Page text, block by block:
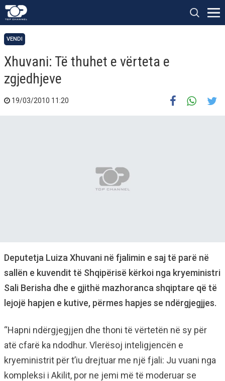
VENDI
Xhuvani: Të thuhet e vërteta e
zgjedhjeve
19/03/2010 11:20
Deputetja Luiza Xhuvani në fjalimin e saj të parë në
sallën e kuvendit të Shqipërisë kërkoi nga kryeministri
Sali Berisha dhe e gjithë mazhoranca shqiptare që të
lejojë hapjen e kutive, përmes hapjes se ndërgjegjjes.
“Hapni ndërgjegjjen dhe thoni të vërtetën në sy për
atë cfarë ka ndodhur. Vlerësoj inteligjencën e
kryeministrit për t’iu drejtuar me një fjali: Ju vuani nga
kompleksi i Akilit, por ne jemi më të moderuar se